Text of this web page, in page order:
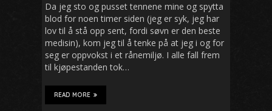
Da jeg sto og pusset tennene mine og spytta
blod for noen timer siden (jeg er syk, jeg har
lov til å stå opp sent, fordi søvn er den beste
medisin), kom jeg til å tenke på at jeg i og for
seg er oppvokst i et rånemiljø. I alle fall frem
til kjøpestanden tok…
READ MORE